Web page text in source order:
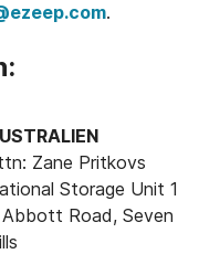
.
Zane Pritkovs
Storage Unit 1
Road, Seven